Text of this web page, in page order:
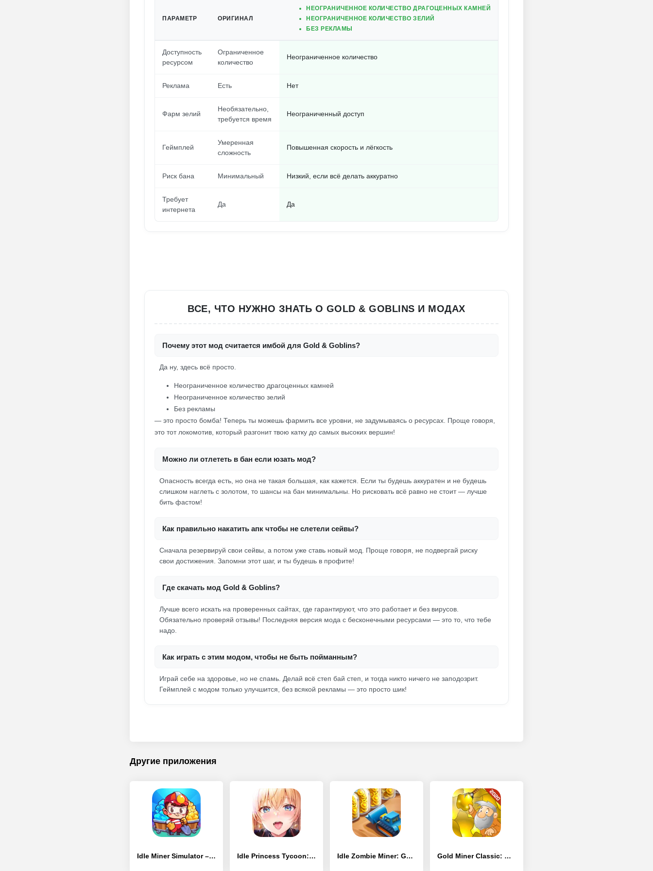
ПАРАМЕТР ОРИГИНАЛ
НЕОГРАНИЧЕННОЕ КОЛИЧЕСТВО ДРАГОЦЕННЫХ КАМНЕЙ
НЕОГРАНИЧЕННОЕ КОЛИЧЕСТВО ЗЕЛИЙ
БЕЗ РЕКЛАМЫ
Доступность
ресурсом
Ограниченное
количество
Неограниченное количество
Реклама Есть Нет
Фарм зелий
Необязательно,
требуется время
Неограниченный доступ
Геймплей
Умеренная
сложность
Повышенная скорость и лёгкость
Риск бана Минимальный Низкий, если всё делать аккуратно
Требует
интернета
Да Да
ВСЕ, ЧТО НУЖНО ЗНАТЬ О GOLD & GOBLINS И МОДАХ
Почему этот мод считается имбой для Gold & Goblins?
Да ну, здесь всё просто.
Неограниченное количество драгоценных камней
Неограниченное количество зелий
Без рекламы
— это просто бомба! Теперь ты можешь фармить все уровни, не задумываясь о ресурсах. Проще говоря,
это тот локомотив, который разгонит твою катку до самых высоких вершин!
Можно ли отлететь в бан если юзать мод?
Опасность всегда есть, но она не такая большая, как кажется. Если ты будешь аккуратен и не будешь
слишком наглеть с золотом, то шансы на бан минимальны. Но рисковать всё равно не стоит — лучше
бить фастом!
Как правильно накатить апк чтобы не слетели сейвы?
Сначала резервируй свои сейвы, а потом уже ставь новый мод. Проще говоря, не подвергай риску
свои достижения. Запомни этот шаг, и ты будешь в профите!
Где скачать мод Gold & Goblins?
Лучше всего искать на проверенных сайтах, где гарантируют, что это работает и без вирусов.
Обязательно проверяй отзывы! Последняя версия мода с бесконечными ресурсами — это то, что тебе
надо.
Как играть с этим модом, чтобы не быть пойманным?
Играй себе на здоровье, но не спамь. Делай всё степ бай степ, и тогда никто ничего не заподозрит.
Геймплей с модом только улучшится, без всякой рекламы — это просто шик!
Другие приложения
Idle Miner Simulator – Idle Gold Tycoon Idle Princess Tycoon: Goblins Idle Zombie Miner: Gold Tycoon Gold Miner Classic: Gold Rush